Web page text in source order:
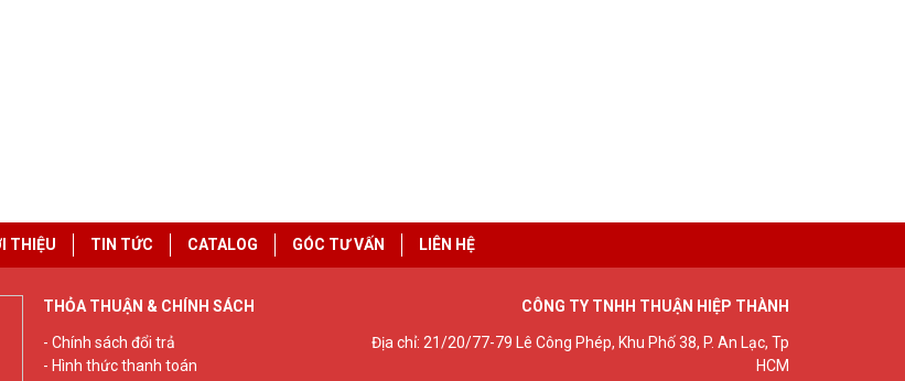
THIỆU TIN TỨC CATALOG GÓC TƯ VẤN LIÊN HỆ
THỎA THUẬN & CHÍNH SÁCH
- Chính sách đổi trả
- Hình thức thanh toán
CÔNG TY TNHH THUẬN HIỆP THÀNH
Địa chỉ: 21/20/77-79 Lê Công Phép, Khu Phố 38, P. An Lạc, Tp
HCM